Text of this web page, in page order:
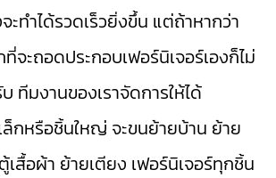
ะทำได้รวดเร็วยิ่งขึ้น แต่ถ้าหากว่า
จะถอดประกอบเฟอร์นิเจอร์เองก็ไม่
ทีมงานของเราจัดการให้ได้
ล็กหรือชิ้นใหญ่ จะขนย้ายบ้าน ย้าย
สื้อผ้า ย้ายเตียง เฟอร์นิเจอร์ทุกชิ้น